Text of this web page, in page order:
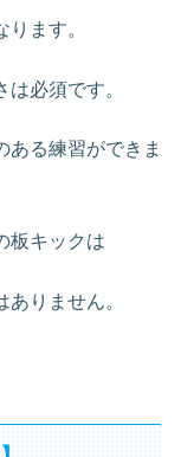
ます。
必須です。
ある練習ができま
板キックは
りません。